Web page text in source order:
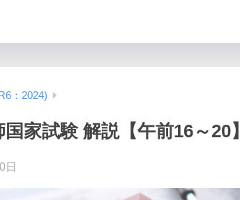
：2024)
家試験 解説【午前16～20】
日